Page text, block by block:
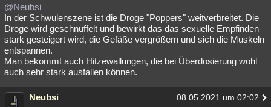
Spiritualität
Natur Umfragen Unterhaltung
weitere Rubriken
Philosophie Träume Orte Esoterik Literatur
Astronomie Helpdesk Gruppen Gaming Filme
@Neubsi
In der Schwulenszene ist die Droge "Poppers" weitverbreitet. Die
Droge wird geschnüffelt und bewirkt das das sexuelle Empfinden
stark gesteigert wird, die Gefäße vergrößern und sich die Muskeln
entspannen.
Man bekommt auch Hitzewallungen, die bei Überdosierung wohl
auch sehr stark ausfallen können.
Neubsi 08.05.2021 um 02:02